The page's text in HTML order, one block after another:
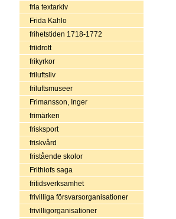
fria textarkiv
Frida Kahlo
frihetstiden 1718-1772
friidrott
frikyrkor
friluftsliv
friluftsmuseer
Frimansson, Inger
frimärken
frisksport
friskvård
fristående skolor
Frithiofs saga
fritidsverksamhet
frivilliga försvarsorganisationer
frivilligorganisationer